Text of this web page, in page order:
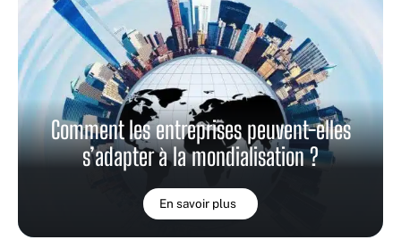
Comment les entreprises peuvent-elles
s’adapter à la mondialisation ?
En savoir plus